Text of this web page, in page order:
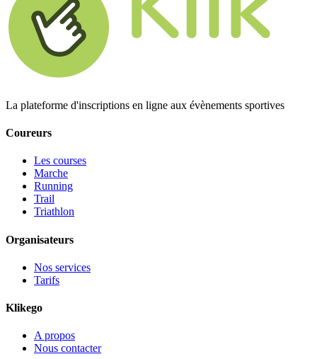
La plateforme d'inscriptions en ligne aux évènements sportives
Coureurs
Les courses
Marche
Running
Trail
Triathlon
Organisateurs
Nos services
Tarifs
Klikego
A propos
Nous contacter